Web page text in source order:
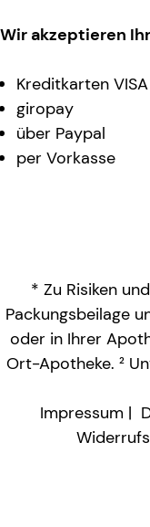
Wir akzeptieren
Kreditkarten
giropay
über Paypal
per Vorkasse
* Zu Risiken
Packungsbeilage
oder in Ihrer
Ort-Apotheke. ²
Impressum